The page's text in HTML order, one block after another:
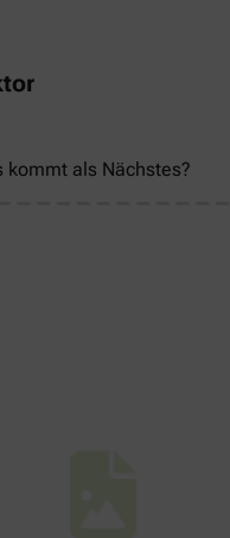
kommt als Nächstes?